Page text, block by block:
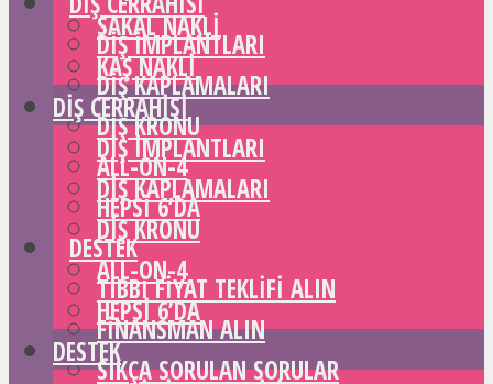
DIŞ IMPLANTLARI
DIŞ KAPLAMALARI
DIŞ KRONU
ALL-ON-4
HEPSI 6’DA
DESTEK
TIBBI FIYAT TEKLIFI ALIN
FINANSMAN ALIN
SIKÇA SORULAN SORULAR
SAKAL NAKLI
KAŞ NAKLI
DIŞ CERRAHISI
DIŞ IMPLANTLARI
DIŞ KAPLAMALARI
DIŞ KRONU
ALL-ON-4
HEPSI 6’DA
DESTEK